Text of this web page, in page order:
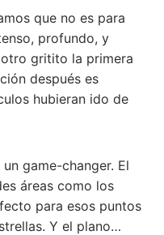
que no es para
profundo, y
gritito la primera
después es
hubieran ido de
game-changer. El
áreas como los
para esos puntos
Y el plano…